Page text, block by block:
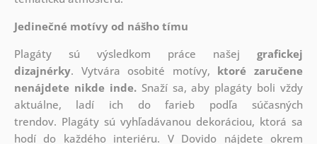
Jedinečné motívy od nášho tímu
Plagáty sú výsledkom práce našejgrafickej
dizajnérky. Vytvára osobité motívy, ktoré zaručene
nenájdete nikde inde.Snaží sa, aby plagáty boli vždy
aktuálne, ladí ich do farieb podľa súčasných
trendov. Plagáty sú vyhľadávanou dekoráciou, ktorá sa
hodí do každého interiéru. V Dovido nájdete okrem